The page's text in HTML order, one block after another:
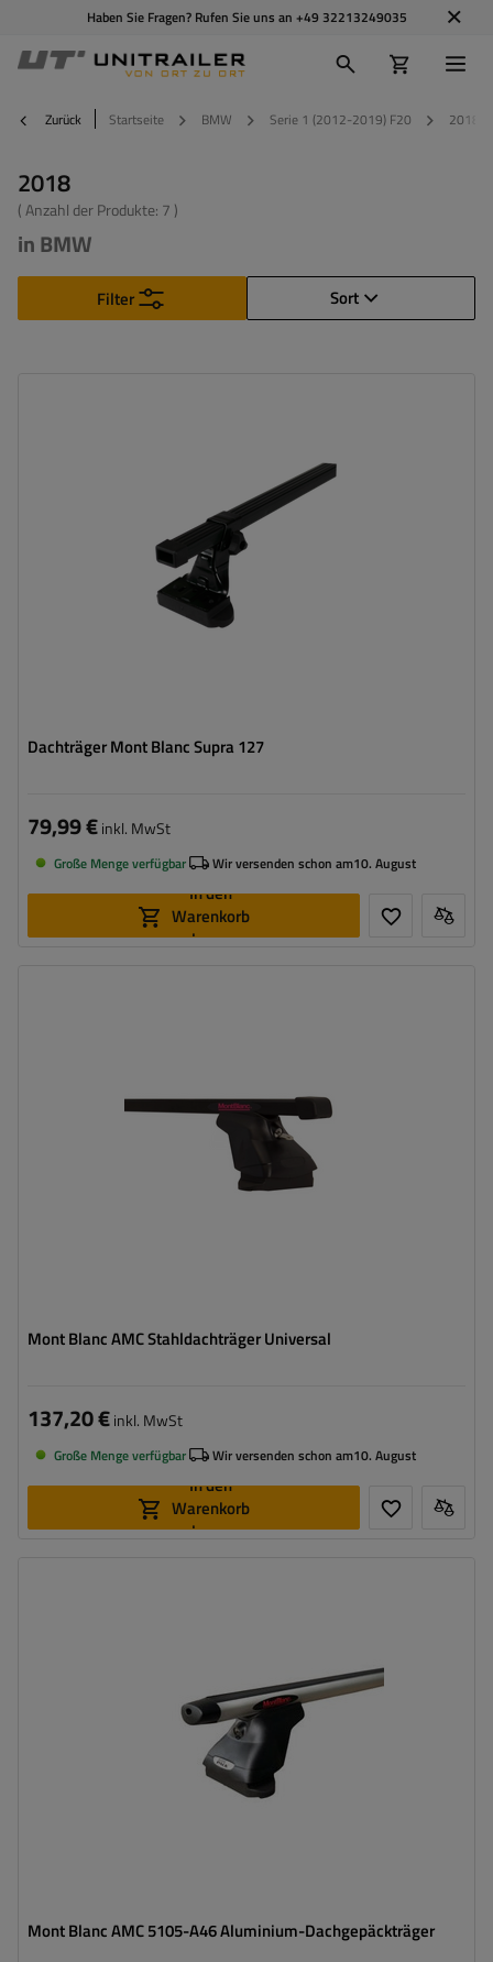
Haben Sie Fragen? Rufen Sie uns an +49 32213249035
Zurück Startseite BMW Serie 1 (2012-2019) F20 2018
2018
( Anzahl der Produkte: 7 )
in BMW
Sort
Filter
Dachträger Mont Blanc Supra 127
79,99 €inkl. MwSt
Große Menge verfügbar Wir versenden schon am10. August
In den
Warenkorb
legen
Mont Blanc AMC Stahldachträger Universal
137,20 €inkl. MwSt
Große Menge verfügbar Wir versenden schon am10. August
In den
Warenkorb
legen
Mont Blanc AMC 5105-A46 Aluminium-Dachgepäckträger